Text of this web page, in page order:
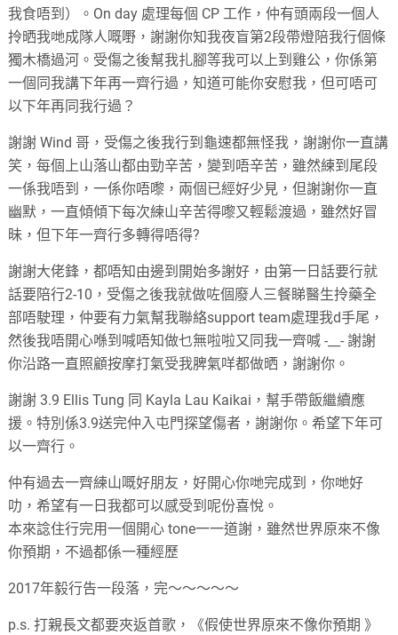
我食唔到）。On day 處理每個 CP 工作，仲有頭兩段一個人
拎晒我哋成隊人嘅嘢，謝謝你知我夜盲第2段帶燈陪我行個條
獨木橋過河。受傷之後幫我扎腳等我可以上到雞公，你係第
一個同我講下年再一齊行過，知道可能你安慰我，但可唔可
以下年再同我行過？
謝謝 Wind 哥，受傷之後我行到龜速都無怪我，謝謝你一直講
笑，每個上山落山都由勁辛苦，變到唔辛苦，雖然練到尾段
一係我唔到，一係你唔嚟，兩個已經好少見，但謝謝你一直
幽默，一直傾傾下每次練山辛苦得嚟又輕鬆渡過，雖然好冒
昧，但下年一齊行多轉得唔得?
謝謝大佬鋒，都唔知由邊到開始多謝好，由第一日話要行就
話要陪行2-10，受傷之後我就做咗個廢人三餐睇醫生拎藥全
部唔駛理，仲要有力氣幫我聯絡support team處理我d手尾，
然後我唔開心喺到喊唔知做乜無啦啦又同我一齊喊 -__- 謝謝
你沿路一直照顧按摩打氣受我脾氣咩都做晒，謝謝你。
謝謝 3.9 Ellis Tung 同 Kayla Lau Kaikai，幫手帶飯繼續應
援。特別係3.9送完仲入屯門探望傷者，謝謝你。希望下年可
以一齊行。
仲有過去一齊練山嘅好朋友，好開心你哋完成到，你哋好
叻，希望有一日我都可以感受到呢份喜悅。
本來諗住行完用一個開心 tone一一道謝，雖然世界原來不像
你預期，不過都係一種經歷
2017年毅行告一段落，完～～～～～
p.s. 打親長文都要夾返首歌，《假使世界原來不像你預期 》